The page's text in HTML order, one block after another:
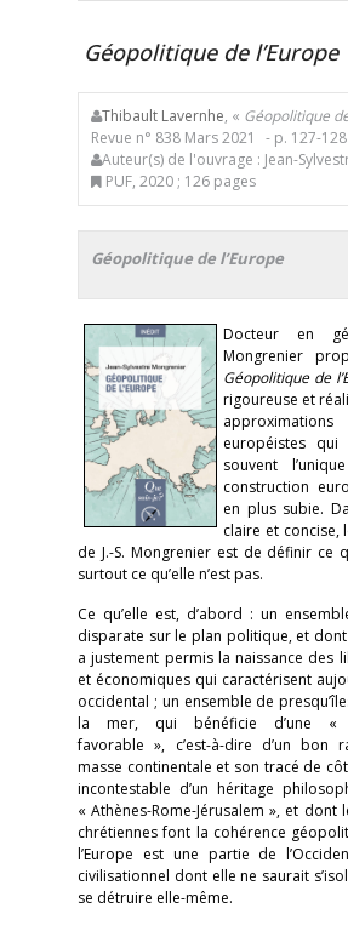
Géopolitique de l’Europe
Thibault Lavernhe, « Géopolitique
Revue n° 838 Mars 2021
- p. 127-128
Auteur(s) de l'ouvrage : Jean-
PUF, 2020 ; 126 pages
Géopolitique de l’Europe
Docteur en
Mongrenier
Géopolitique de
rigoureuse et
européistes qui
souvent
construction
en plus subie.
claire et concise,
de J.-S. Mongrenier est de définir ce
surtout ce qu’elle n’est pas.
Ce qu’elle est, d’abord : un
disparate sur le plan politique, et
a justement permis la naissance des
et économiques qui caractérisent
occidental ; un ensemble de
la mer, qui bénéficie d’une «
favorable », c’est-à-dire d’un bon
masse continentale et son tracé de
incontestable d’un héritage
« Athènes-Rome-Jérusalem », et dont
chrétiennes font la cohérence
l’Europe est une partie de
civilisationnel dont elle ne saurait
se détruire elle-même.